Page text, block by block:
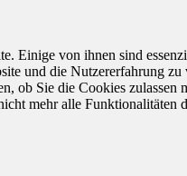
Einige von ihnen sind
und die Nutzererfahrung zu
ob Sie die Cookies zulassen
mehr alle Funktionalitäten